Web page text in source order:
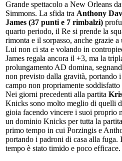
Grande spettacolo a New Orleans
Simmons. La sfida tra Anthony
James (37 punti e 7 rimbalzi)
quarto periodo, il Re si prende la
rimonta e il sorpasso, anche grazie
Lui non ci sta e volando in
James regala ancora il +3, ma la
prolungamento AD domina,
non previsto dalla gravità, portando
campo non propriamente
Nei giorni precedenti alla partita
Knicks sono molto meglio di quelli
gioia facendo vincere i suoi proprio
un dominio Knicks per tutta la
primo tempo in cui Porzingis e
portando i padroni di casa alla
tempo è stato timido e poco efficace.